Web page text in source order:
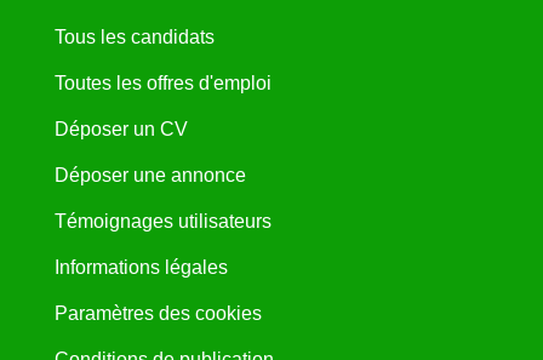
Tous les candidats
Toutes les offres d'emploi
Déposer un CV
Déposer une annonce
Témoignages utilisateurs
Informations légales
Paramètres des cookies